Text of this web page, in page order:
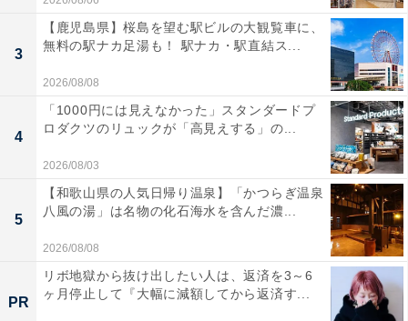
3
【鹿児島県】桜島を望む駅ビルの大観覧車に、
無料の駅ナカ足湯も！ 駅ナカ・駅直結ス...
2026/08/08
4
「1000円には見えなかった」スタンダードプ
ロダクツのリュックが「高見えする」の...
2026/08/03
5
【和歌山県の人気日帰り温泉】「かつらぎ温泉
八風の湯」は名物の化石海水を含んだ濃...
2026/08/08
PR
リボ地獄から抜け出したい人は、返済を3～6
ヶ月停止して『大幅に減額してから返済す...